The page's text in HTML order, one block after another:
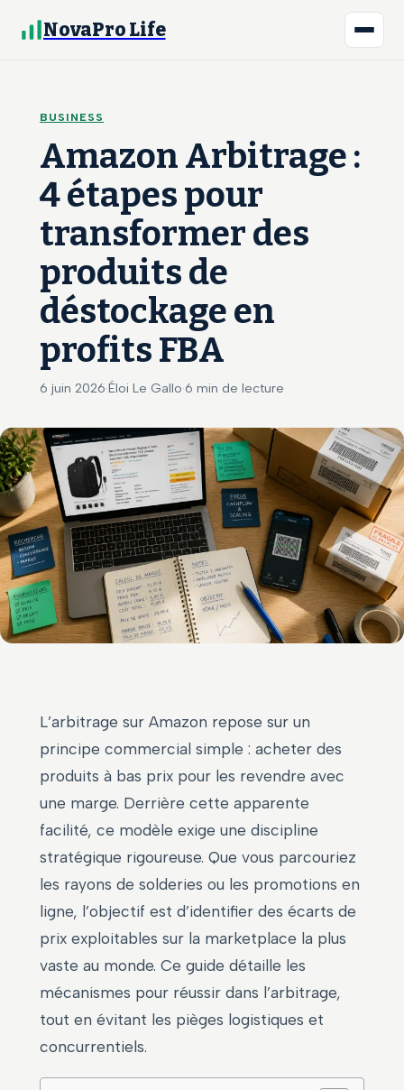
NovaPro Life
BUSINESS
Amazon Arbitrage :
4 étapes pour
transformer des
produits de
déstockage en
profits FBA
6 juin 2026·Éloi Le Gallo·6 min de lecture
L’arbitrage sur Amazon repose sur un
principe commercial simple : acheter des
produits à bas prix pour les revendre avec
une marge. Derrière cette apparente
facilité, ce modèle exige une discipline
stratégique rigoureuse. Que vous parcouriez
les rayons de solderies ou les promotions en
ligne, l’objectif est d’identifier des écarts de
prix exploitables sur la marketplace la plus
vaste au monde. Ce guide détaille les
mécanismes pour réussir dans l’arbitrage,
tout en évitant les pièges logistiques et
concurrentiels.